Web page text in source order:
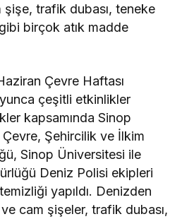
trafik dubası, teneke
birçok atık madde
Çevre Haftası
çeşitli etkinlikler
kapsamında Sinop
Şehircilik ve İlkim
Sinop Üniversitesi ile
Deniz Polisi ekipleri
yapıldı. Denizden
cam şişeler, trafik dubası,